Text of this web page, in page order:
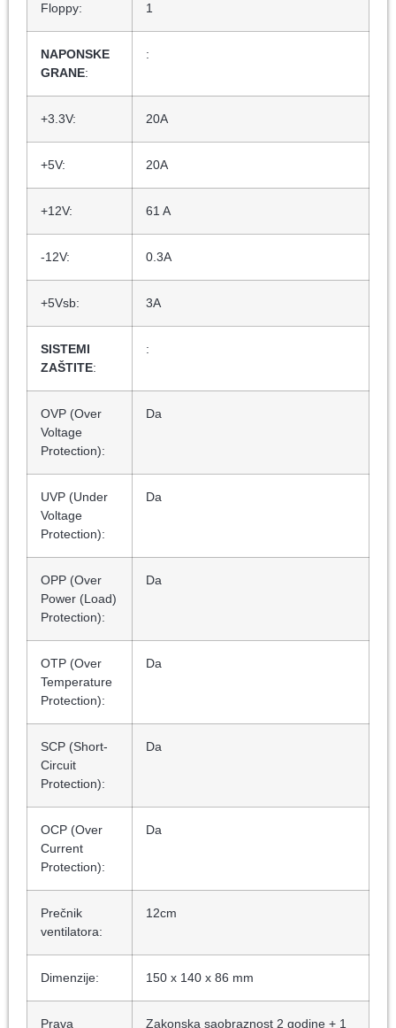
Floppy: 1
NAPONSKE
GRANE:
:
+3.3V: 20A
+5V: 20A
+12V: 61 A
-12V: 0.3A
+5Vsb: 3A
SISTEMI
ZAŠTITE:
:
OVP (Over
Voltage
Protection):
Da
UVP (Under
Voltage
Protection):
Da
OPP (Over
Power (Load)
Protection):
Da
OTP (Over
Temperature
Protection):
Da
SCP (Short-
Circuit
Protection):
Da
OCP (Over
Current
Protection):
Da
Prečnik
ventilatora:
12cm
Dimenzije: 150 x 140 x 86 mm
Prava
Zakonska saobraznost 2 godine + 1